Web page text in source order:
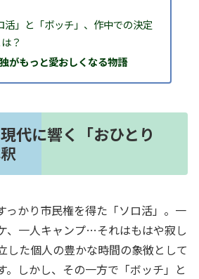
活」と「ボッチ」、作中での決定
？
がもっと愛おしくなる物語
代に響く「おひとり
っかり市民権を得た「ソロ活」。一
、一人キャンプ…それはもはや寂し
した個人の豊かな時間の象徴として
。しかし、その一方で「ボッチ」と